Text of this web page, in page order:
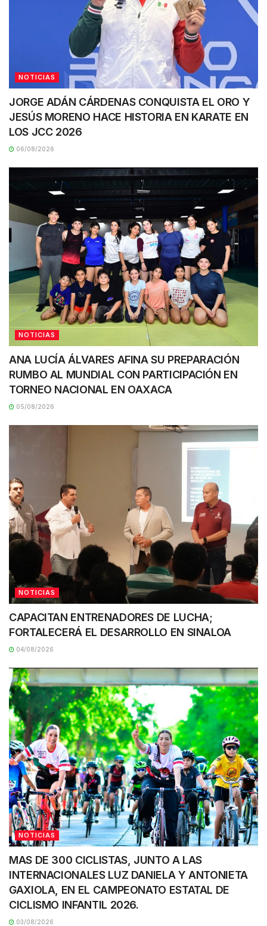
NOTICIAS
JORGE ADÁN CÁRDENAS CONQUISTA EL ORO Y
JESÚS MORENO HACE HISTORIA EN KARATE EN
LOS JCC 2026
06/08/2026
NOTICIAS
ANA LUCÍA ÁLVARES AFINA SU PREPARACIÓN
RUMBO AL MUNDIAL CON PARTICIPACIÓN EN
TORNEO NACIONAL EN OAXACA
05/08/2026
NOTICIAS
CAPACITAN ENTRENADORES DE LUCHA;
FORTALECERÁ EL DESARROLLO EN SINALOA
04/08/2026
NOTICIAS
MAS DE 300 CICLISTAS, JUNTO A LAS
INTERNACIONALES LUZ DANIELA Y ANTONIETA
GAXIOLA, EN EL CAMPEONATO ESTATAL DE
CICLISMO INFANTIL 2026.
03/08/2026